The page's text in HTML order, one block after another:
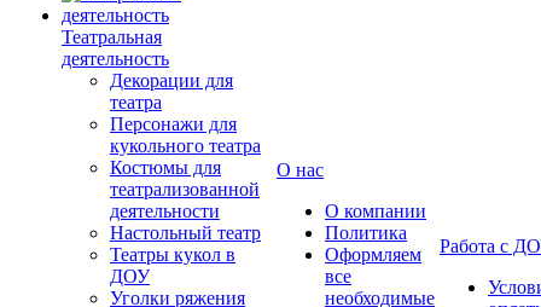
Театральная
деятельность
Декорации для
театра
Персонажи для
кукольного театра
Костюмы для
театрализованной
деятельности
Настольный театр
Театры кукол в
ДОУ
Уголки ряжения
О нас
О компании
Политика
Оформляем
все
необходимые
Работа с